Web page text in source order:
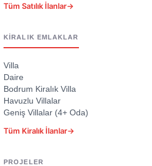
Tüm Satılık İlanlar→
KIRALIK EMLAKLAR
Villa
Daire
Bodrum Kiralık Villa
Havuzlu Villalar
Geniş Villalar (4+ Oda)
Tüm Kiralık İlanlar→
PROJELER